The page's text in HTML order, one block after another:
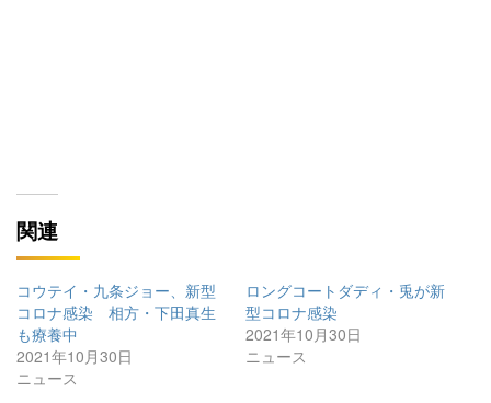
関連
コウテイ・九条ジョー、新型
コロナ感染 相方・下田真生
も療養中
2021年10月30日
ニュース
ロングコートダディ・兎が新
型コロナ感染
2021年10月30日
ニュース